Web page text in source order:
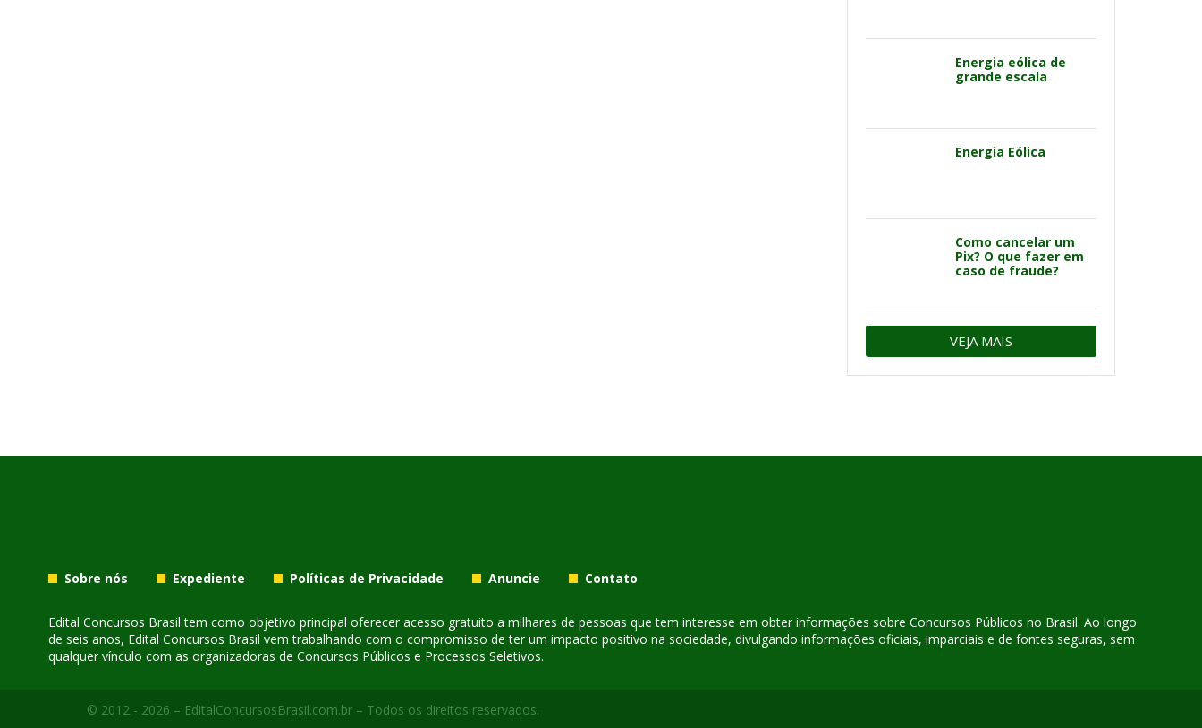
Energia eólica de
grande escala
Energia Eólica
Como cancelar um
Pix? O que fazer em
caso de fraude?
VEJA MAIS
Sobre nós Expediente Políticas de Privacidade Anuncie Contato
Edital Concursos Brasil tem como objetivo principal oferecer acesso gratuito a milhares de pessoas que tem interesse em obter informações sobre Concursos Públicos no Brasil. Ao longo
de seis anos, Edital Concursos Brasil vem trabalhando com o compromisso de ter um impacto positivo na sociedade, divulgando informações oficiais, imparciais e de fontes seguras, sem
qualquer vínculo com as organizadoras de Concursos Públicos e Processos Seletivos.
© 2012 - 2026 – EditalConcursosBrasil.com.br – Todos os direitos reservados.